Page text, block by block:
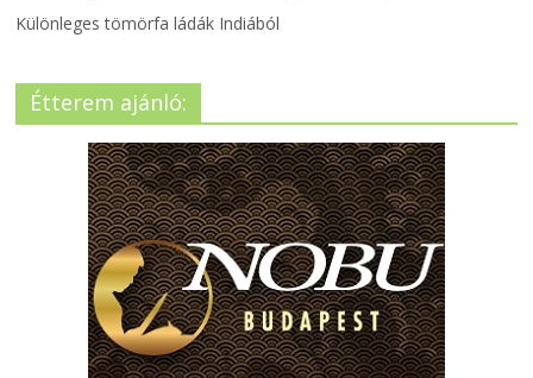
Különleges tömörfa ládák Indiából
Étterem ajánló: